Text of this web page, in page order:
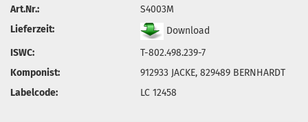
Art.Nr.:
S4003M
Lieferzeit:
Download
ISWC:
T-802.498.239-7
Komponist:
912933 JACKE, 829489 BERNHARDT
Labelcode:
LC 12458